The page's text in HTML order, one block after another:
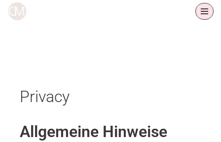
Privacy
Allgemeine Hinweise